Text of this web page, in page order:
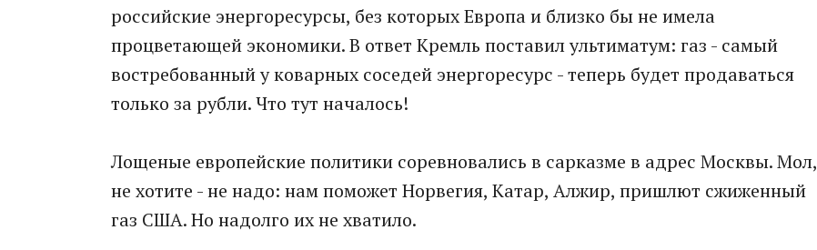
российские энергоресурсы, без которых Европа и близко бы не имела
процветающей экономики. В ответ Кремль поставил ультиматум: газ - самый
востребованный у коварных соседей энергоресурс - теперь будет продаваться
только за рубли. Что тут началось!
Лощеные европейские политики соревновались в сарказме в адрес Москвы. Мол,
не хотите - не надо: нам поможет Норвегия, Катар, Алжир, пришлют сжиженный
газ США. Но надолго их не хватило.